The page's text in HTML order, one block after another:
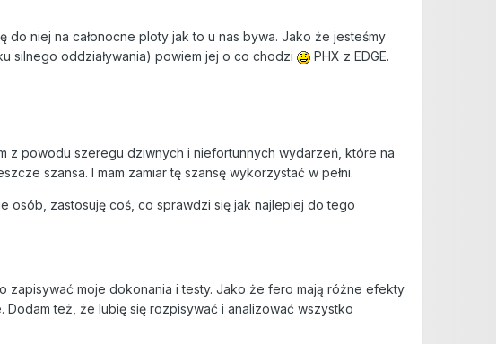
niej na całonocne ploty jak to u nas bywa. Jako że jesteśmy
silnego oddziaływania) powiem jej o co chodzi
PHX z EDGE.
z powodu szeregu dziwnych i niefortunnych wydarzeń, które na
szansa. I mam zamiar tę szansę wykorzystać w pełni.
osób, zastosuję coś, co sprawdzi się jak najlepiej do tego
zapisywać moje dokonania i testy. Jako że fero mają różne efekty
też, że lubię się rozpisywać i analizować wszystko